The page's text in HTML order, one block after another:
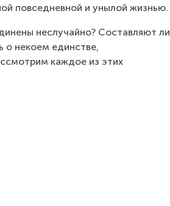
повседневной и унылой жизнью.
неслучайно? Составляют ли
о некоем единстве,
каждое из этих